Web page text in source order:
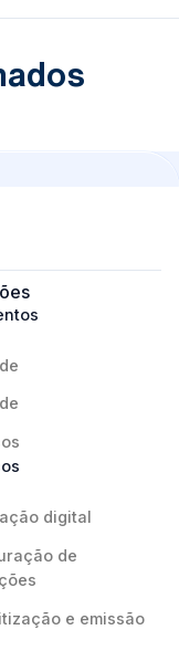
digital
de
e emissão